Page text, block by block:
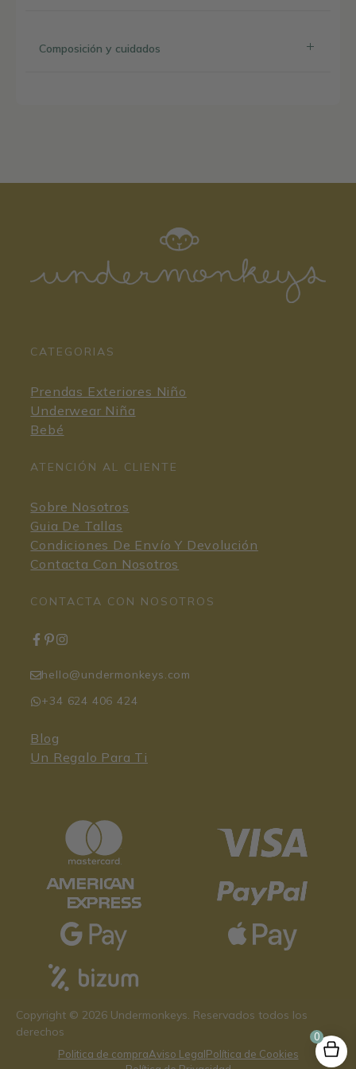
Composición y cuidados
CATEGORIAS
Prendas Exteriores Niño
Underwear Niña
Bebé
ATENCIÓN AL CLIENTE
Sobre Nosotros
Guia De Tallas
Condiciones De Envío Y Devolución
Contacta Con Nosotros
CONTACTA CON NOSOTROS
hello@undermonkeys.com
+34 624 406 424
Blog
Un Regalo Para Ti
Copyright © 2026 Undermonkeys. Reservados todos los
derechos
Politica de compraAviso LegalPolítica de Cookies
25,95 € El
original
era:
12,98
actual
es:
0